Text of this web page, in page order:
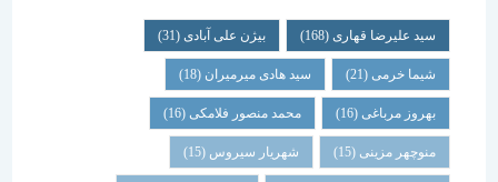
سید علیرضا قهاری(168) بیژن علی آبادی(31)
شیما خرمی(21) سید هادی میرمیران(18)
بهروز مرباغی (16) محمد منصور فلامکی (16)
منوچهر مزینی(15) شهریار سیروس(15)